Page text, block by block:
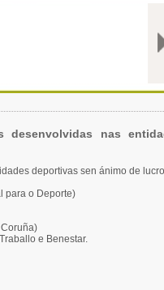
desenvolvidas nas
deportivas sen ánimo de lucro
para o Deporte)
e Benestar.